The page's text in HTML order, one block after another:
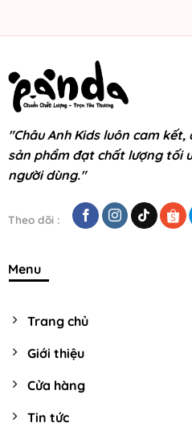
"Châu Anh Kids luôn cam
sản phẩm đạt chất lượng tối
người dùng."
Theo dõi :
Menu
Trang chủ
Giới thiệu
Cửa hàng
Tin tức